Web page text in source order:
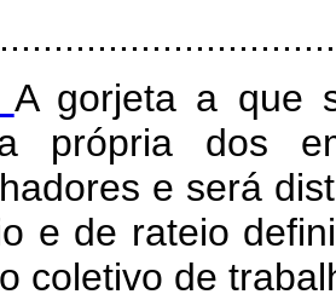
A gorjeta a que
própria dos
e será
e de rateio
coletivo de